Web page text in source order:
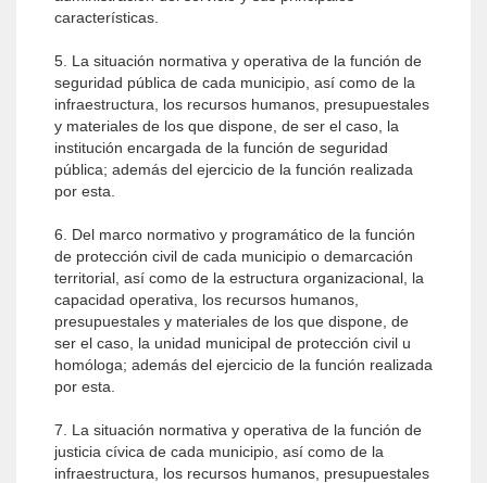
características.
5. La situación normativa y operativa de la función de
seguridad pública de cada municipio, así como de la
infraestructura, los recursos humanos, presupuestales
y materiales de los que dispone, de ser el caso, la
institución encargada de la función de seguridad
pública; además del ejercicio de la función realizada
por esta.
6. Del marco normativo y programático de la función
de protección civil de cada municipio o demarcación
territorial, así como de la estructura organizacional, la
capacidad operativa, los recursos humanos,
presupuestales y materiales de los que dispone, de
ser el caso, la unidad municipal de protección civil u
homóloga; además del ejercicio de la función realizada
por esta.
7. La situación normativa y operativa de la función de
justicia cívica de cada municipio, así como de la
infraestructura, los recursos humanos, presupuestales